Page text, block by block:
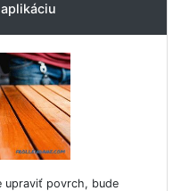
upraviť povrch, bude